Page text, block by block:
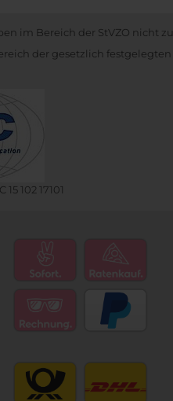
im Bereich der StVZO nicht
der gesetzlich festgelegten
102 17101